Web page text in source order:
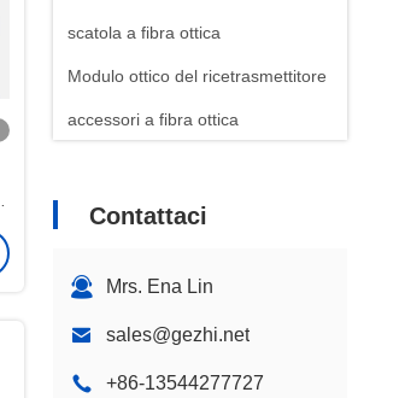
scatola a fibra ottica
Modulo ottico del ricetrasmettitore
accessori a fibra ottica
Contattaci
Mrs. Ena Lin
sales@gezhi.net
+86-13544277727